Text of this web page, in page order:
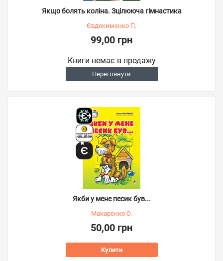
Якщо болять коліна. Зцілююча гімнастика
Євдокименко П.
99,00 грн
Книги немає в продажу
Переглянути
Якби у мене песик був...
Макаренко О.
50,00 грн
Купити